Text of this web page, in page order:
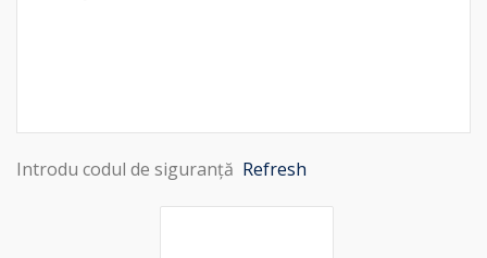
Introdu codul de siguranță Refresh